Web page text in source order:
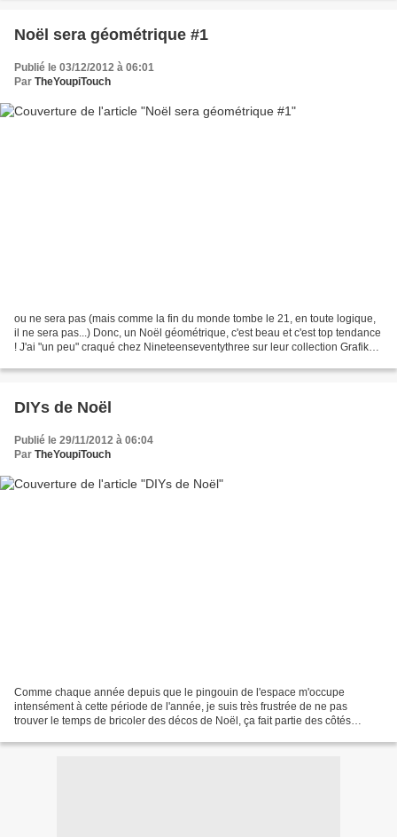
Noël sera géométrique #1
Publié le 03/12/2012 à 06:01
Par TheYoupiTouch
ou ne sera pas (mais comme la fin du monde tombe le 21, en toute logique,
il ne sera pas...) Donc, un Noël géométrique, c'est beau et c'est top tendance
! J'ai "un peu" craqué chez Nineteenseventythree sur leur collection Grafika,
DIYs de Noël
Publié le 29/11/2012 à 06:04
Par TheYoupiTouch
Comme chaque année depuis que le pingouin de l'espace m'occupe
intensément à cette période de l'année, je suis très frustrée de ne pas
trouver le temps de bricoler des décos de Noël, ça fait partie des côtés